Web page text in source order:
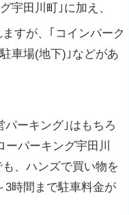
宇田川町｣に加え、
すが、｢コインパーク
車場(地下)｣などがあ
パーキング｣はもちろ
パーキング宇田川
、ハンズで買い物を
3時間まで駐車料金が